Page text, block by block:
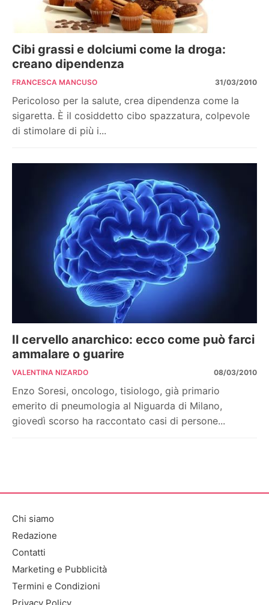
Cibi grassi e dolciumi come la droga:
creano dipendenza
FRANCESCA MANCUSO 31/03/2010
Pericoloso per la salute, crea dipendenza come la
sigaretta. È il cosiddetto cibo spazzatura, colpevole
di stimolare di più i...
Il cervello anarchico: ecco come può farci
ammalare o guarire
VALENTINA NIZARDO 08/03/2010
Enzo Soresi, oncologo, tisiologo, già primario
emerito di pneumologia al Niguarda di Milano,
giovedì scorso ha raccontato casi di persone...
Chi siamo
Redazione
Contatti
Marketing e Pubblicità
Termini e Condizioni
Privacy Policy